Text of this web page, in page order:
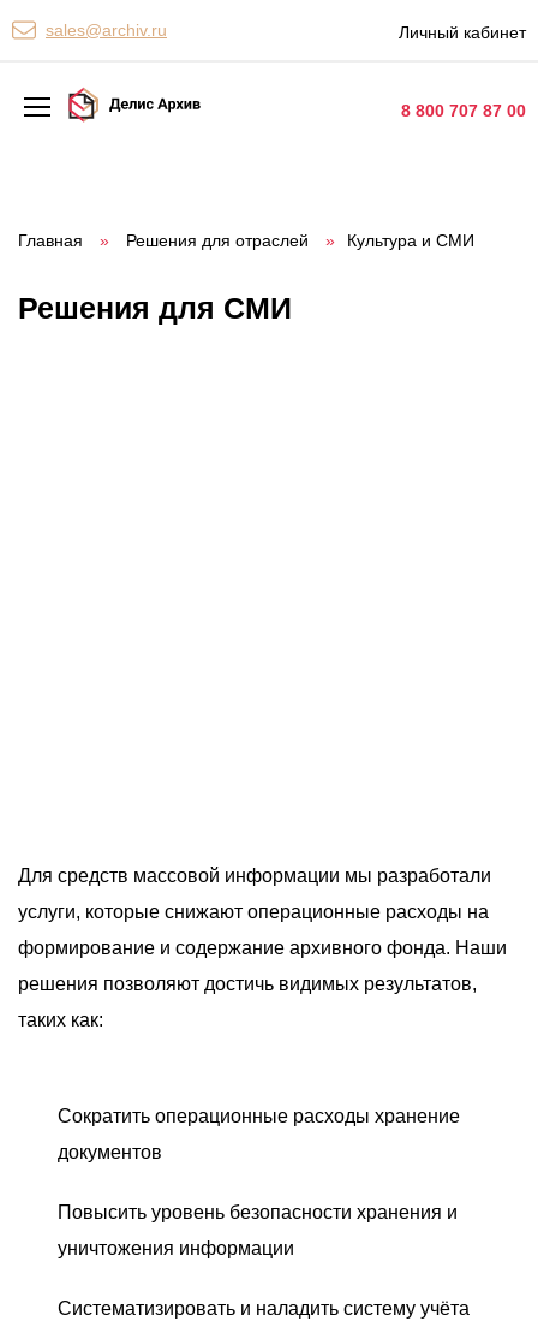
sales@archiv.ru Личный кабинет
8 800 707 87 00
Персональные сервисы
Хранение документов
Сканирование документов
Заказать звонок
Главная » Решения для отраслей » Культура и СМИ
Решения для СМИ
Для средств массовой информации мы разработали
услуги, которые снижают операционные расходы на
формирование и содержание архивного фонда. Наши
решения позволяют достичь видимых результатов,
таких как:
Сократить операционные расходы хранение
документов
Повысить уровень безопасности хранения и
уничтожения информации
Систематизировать и наладить систему учёта